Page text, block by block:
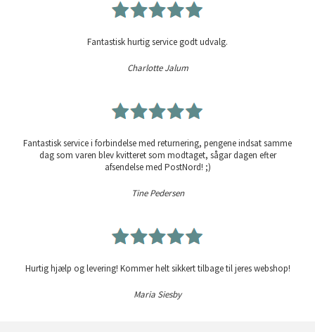
Fantastisk hurtig service godt udvalg.
Charlotte Jalum
Fantastisk service i forbindelse med returnering, pengene indsat samme
dag som varen blev kvitteret som modtaget, sågar dagen efter
afsendelse med PostNord! ;)
Tine Pedersen
Hurtig hjælp og levering! Kommer helt sikkert tilbage til jeres webshop!
Maria Siesby